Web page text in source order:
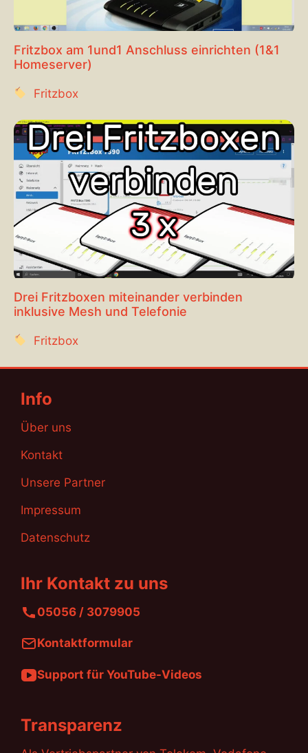
Fritzbox am 1und1 Anschluss einrichten (1&1
Homeserver)
Fritzbox
Drei Fritzboxen miteinander verbinden
inklusive Mesh und Telefonie
Fritzbox
Info
Über uns
Kontakt
Unsere Partner
Impressum
Datenschutz
Ihr Kontakt zu uns
05056 / 3079905
Kontaktformular
Support für YouTube-Videos
Transparenz